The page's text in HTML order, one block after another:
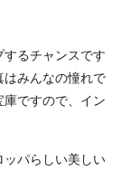
るチャンスです
みんなの憧れで
ですので、イン
パらしい美しい